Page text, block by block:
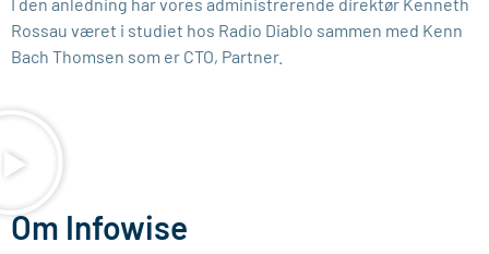
I den anledning har vores administrerende direktør Kenneth
Rossau været i studiet hos Radio Diablo sammen med Kenn
Bach Thomsen som er CTO, Partner.
Om Infowise